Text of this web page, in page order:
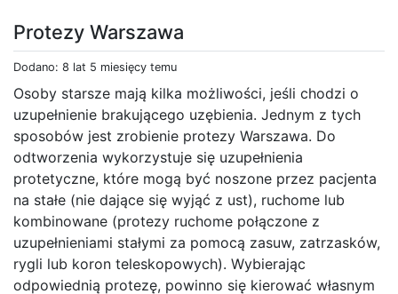
Protezy Warszawa
Dodano: 8 lat 5 miesięcy temu
Osoby starsze mają kilka możliwości, jeśli chodzi o
uzupełnienie brakującego uzębienia. Jednym z tych
sposobów jest zrobienie protezy Warszawa. Do
odtworzenia wykorzystuje się uzupełnienia
protetyczne, które mogą być noszone przez pacjenta
na stałe (nie dające się wyjąć z ust), ruchome lub
kombinowane (protezy ruchome połączone z
uzupełnieniami stałymi za pomocą zasuw, zatrzasków,
rygli lub koron teleskopowych). Wybierając
odpowiednią protezę, powinno się kierować własnym